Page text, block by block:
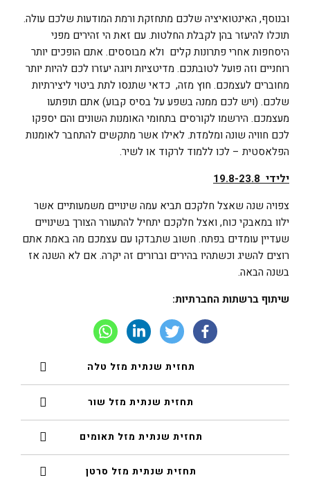
ובנוסף, האינטואיציה שלכם מתחזקת ורמת המודעות שלכם עולה.
תוכלו להיעזר בהן לקבלת החלטות. עם זאת הי זהירים מפני
היסחפות אחרי פתרונות קלים ולא מבוססים. אתם הופכים יותר
רוחניים וזה פועל לטובתכם. מדיטציות ויוגה יעזרו לכם להיות יותר
מחוברים לעצמכם. חוץ מזה, כדאי שתנסו לתת ביטוי ליצירתיות
שלכם. (ויש לכם ממנה בשפע על בסיס קבוע) אתם תופתעו
מעצמכם. הירשמו לקורסים בתחומי האומנות השונים והם יספקו
לכם חוויה שונה ומלמדת. לאילו אשר מתקשים להתחבר לאומנות
הפלאסטית – לכו ללמוד לרקוד או לשיר.
ילידי 19.8-23.8
צפויה שנה שאצל חלקכם תביא עמה שינויים משמעותיים אשר
ילוו במאבקי כוח, ואצל חלקכם יתחיל להתעורר הצורך בשינויים
שעדיין עומדים בפתח. חשוב שתבדקו עם עצמכם מה באמת אתם
רוצים להשיג וכשתהיו בהירים וברורים זה יקרה. אם לא השנה אז
בשנה הבאה.
שיתוף ברשתות החברתיות:
תחזית שנתית מזל טלה
תחזית שנתית מזל שור
תחזית שנתית מזל תאומים
תחזית שנתית מזל סרטן